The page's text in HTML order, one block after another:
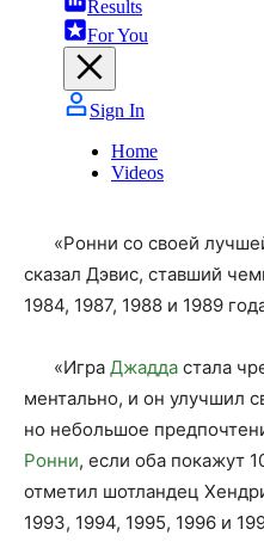
«Ронни со своей
сказал Дэвис, ставший
1984, 1987, 1988 и 1989
«Игра Джадда стала
ментально, и он улучшил
но небольшое
Ронни, если оба покажут
отметил шотландец
1993, 1994, 1995, 1996 и